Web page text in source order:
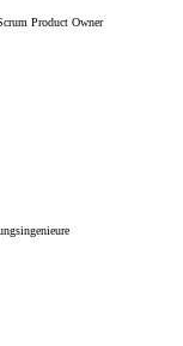
Product Owner